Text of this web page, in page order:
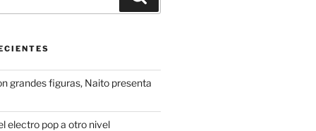
grandes figuras, Naito presenta
electro pop a otro nivel